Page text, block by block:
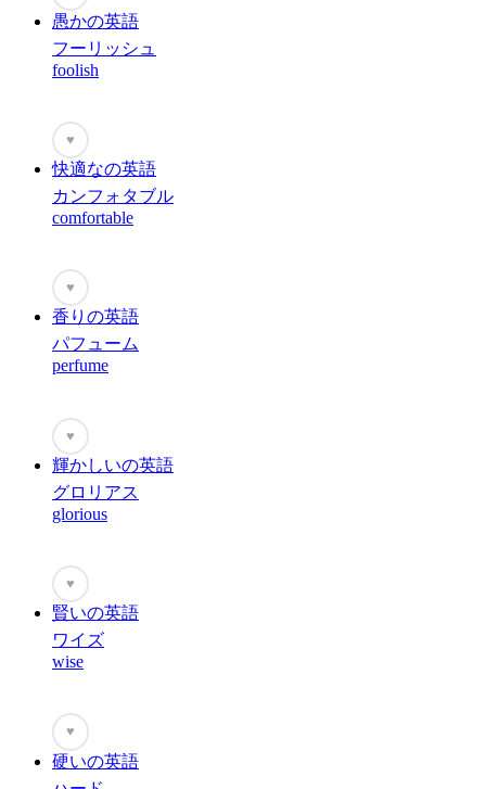
愚かの英語
フーリッシュ
foolish
♥
快適なの英語
カンフォタブル
comfortable
♥
香りの英語
パフューム
perfume
♥
輝かしいの英語
グロリアス
glorious
♥
賢いの英語
ワイズ
wise
♥
硬いの英語